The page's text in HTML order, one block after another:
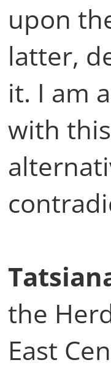
upon
latter,
it. I am
with
the
East